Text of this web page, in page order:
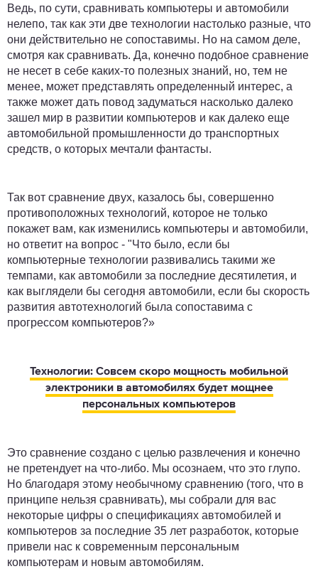
Ведь, по сути, сравнивать компьютеры и автомобили
нелепо, так как эти две технологии настолько разные, что
они действительно не сопоставимы. Но на самом деле,
смотря как сравнивать. Да, конечно подобное сравнение
не несет в себе каких-то полезных знаний, но, тем не
менее, может представлять определенный интерес, а
также может дать повод задуматься насколько далеко
зашел мир в развитии компьютеров и как далеко еще
автомобильной промышленности до транспортных
средств, о которых мечтали фантасты.
Так вот сравнение двух, казалось бы, совершенно
противоположных технологий, которое не только
покажет вам, как изменились компьютеры и автомобили,
но ответит на вопрос - "Что было, если бы
компьютерные технологии развивались такими же
темпами, как автомобили за последние десятилетия, и
как выглядели бы сегодня автомобили, если бы скорость
развития автотехнологий была сопоставима с
прогрессом компьютеров?»
Технологии: Совсем скоро мощность мобильной
электроники в автомобилях будет мощнее
персональных компьютеров
Это сравнение создано с целью развлечения и конечно
не претендует на что-либо. Мы осознаем, что это глупо.
Но благодаря этому необычному сравнению (того, что в
принципе нельзя сравнивать), мы собрали для вас
некоторые цифры о спецификациях автомобилей и
компьютеров за последние 35 лет разработок, которые
привели нас к современным персональным
компьютерам и новым автомобилям.